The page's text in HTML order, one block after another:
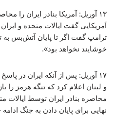
۱۳ آوریل: آمریکا بنادر ایران را
آمریکایی گفت ایالات متحده و
ترامپ گفت اگر تا پایان آتش‌بس به
خوشایند نخواهد بود».
۱۷ آوریل: پس از آنکه ایران در
و لبنان اعلام کرد که تنگه هرمز
محاصره بنادر ایران توسط ایالات
نهایی برای پایان دادن به جنگ